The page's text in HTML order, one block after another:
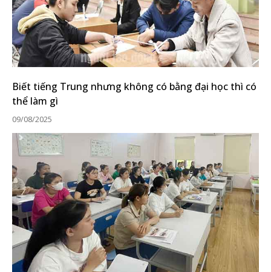
Biết tiếng Trung nhưng không có bằng đại học thì có
thể làm gì
09/08/2025